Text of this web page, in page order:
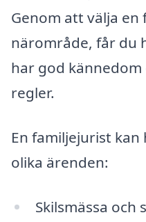
Genom att välja
närområde, får du
har god
regler.
En familjejurist
olika ärenden:
Skilsmässa och